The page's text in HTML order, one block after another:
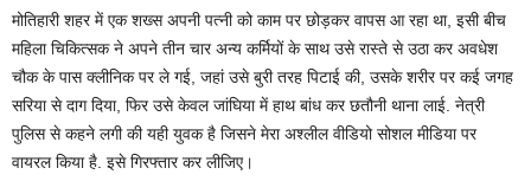
मोतिहारी शहर में एक शख्स अपनी पत्नी को काम पर छोड़कर वापस आ रहा था, इसी बीच
महिला चिकित्सक ने अपने तीन चार अन्य कर्मियों के साथ उसे रास्ते से उठा कर अवधेश
चौक के पास क्लीनिक पर ले गई, जहां उसे बुरी तरह पिटाई की, उसके शरीर पर कई जगह
सरिया से दाग दिया, फिर उसे केवल जांघिया में हाथ बांध कर छतौनी थाना लाई. नेत्री
पुलिस से कहने लगी की यही युवक है जिसने मेरा अश्लील वीडियो सोशल मीडिया पर
वायरल किया है. इसे गिरफ्तार कर लीजिए।